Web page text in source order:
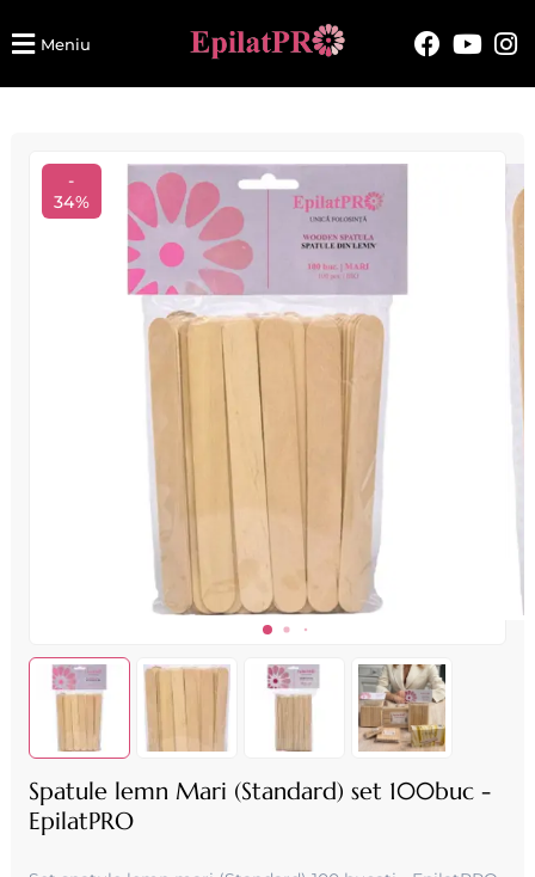
Meniu
-
34%
Spatule lemn Mari (Standard) set 100buc -
EpilatPRO